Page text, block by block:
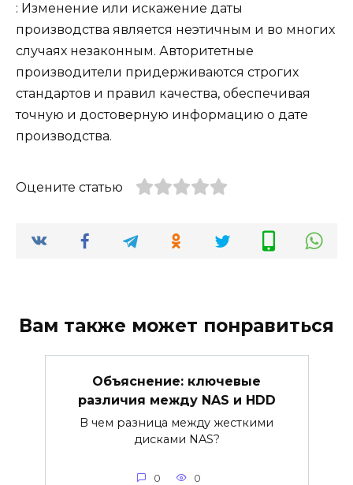
: Изменение или искажение даты
производства является неэтичным и во многих
случаях незаконным. Авторитетные
производители придерживаются строгих
стандартов и правил качества, обеспечивая
точную и достоверную информацию о дате
производства.
Оцените статью
Вам также может понравиться
Объяснение: ключевые
различия между NAS и HDD
В чем разница между жесткими
дисками NAS?
0 0